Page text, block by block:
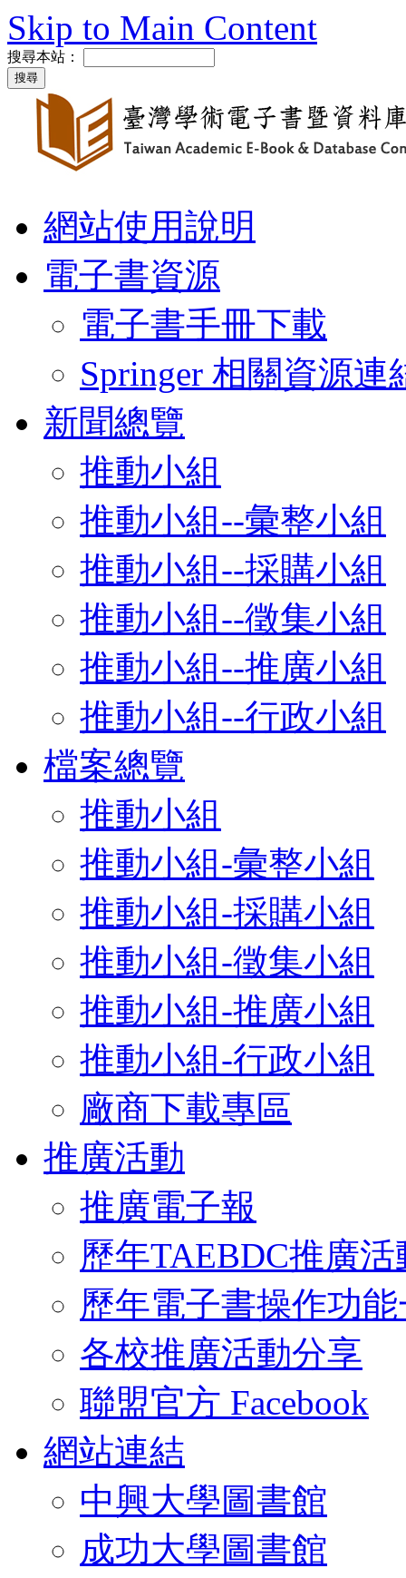
Skip to Main Content
搜尋本站：
網站使用說明
電子書資源
電子書手冊下載
Springer 相關資源連
新聞總覽
推動小組
推動小組--彙整小組
推動小組--採購小組
推動小組--徵集小組
推動小組--推廣小組
推動小組--行政小組
檔案總覽
推動小組
推動小組-彙整小組
推動小組-採購小組
推動小組-徵集小組
推動小組-推廣小組
推動小組-行政小組
廠商下載專區
推廣活動
推廣電子報
歷年TAEBDC推廣活
歷年電子書操作功
各校推廣活動分享
聯盟官方 Facebook
網站連結
中興大學圖書館
成功大學圖書館